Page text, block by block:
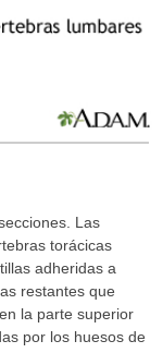
Las
torácicas
adheridas a
restantes que
la parte superior
por los huesos de